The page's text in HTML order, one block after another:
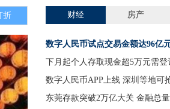
折 财经 房产
数字人民币试点交易金额达96亿
个冬奥全场景
下月起个人存取现金超5万元需登
何变化？对储户会有影响吗？
数字人民币APP上线 深圳等地可
东莞存款突破2万亿大关 金融总